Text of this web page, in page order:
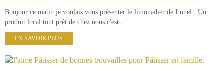
Bonjour ce matin je voulais vous présenter le limonadier de Lunel . Un
produit local tout prêt de chez nous c'est...
EN SAVOIR PLUS